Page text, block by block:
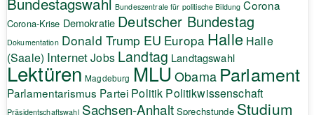
Bundeszentrale für politische Bildung Corona
Corona-Krise Demokratie Deutscher Bundestag
Dokumentation Donald Trump EU Europa Halle Halle
(Saale) InternetJobs Landtag Landtagswahl
Lektüren Magdeburg MLU Obama Parlament
Parlamentarismus Partei Politik Politikwissenschaft
Präsidentschaftswahl Sachsen-Anhalt Sprechstunde Studium